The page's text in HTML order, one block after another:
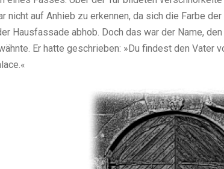
nicht auf Anhieb zu erkennen, da sich die Farbe
Hausfassade abhob. Doch das war der Name,
Er hatte geschrieben: »Du findest den Vater